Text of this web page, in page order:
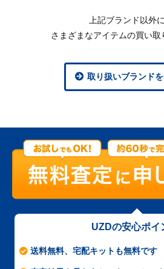
上記ブランド以外に
さまざまなアイテムの買い取
取り扱いブランド
UZDの安心ポイ
送料無料、宅配キットも無料です